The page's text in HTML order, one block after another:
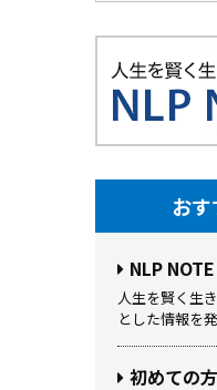
お
NLP NOTE
人生を賢く生
とした情報を
初めての